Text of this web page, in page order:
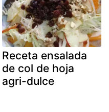
Receta ensalada
de col de hoja
agri-dulce